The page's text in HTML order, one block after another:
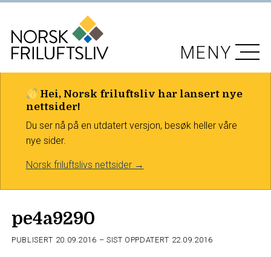
Hei, Norsk friluftsliv har lansert nye
nettsider!
Du ser nå på en utdatert versjon, besøk heller våre
nye sider.
Norsk friluftslivs nettsider →
MENY
pe4a9290
PUBLISERT 20.09.2016 – SIST OPPDATERT 22.09.2016